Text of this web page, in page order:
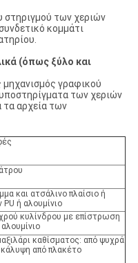
στηριγμού των χεριών
κομμάτι
(όπως ξύλο και
γραφικού
των χεριών
τα αρχεία των
και ατσάλινο πλαίσιο ή
ή αλουμίνιο
κυλίνδρου με επίστρωση
καθίσματος: από ψυχρά
από πλακέτο